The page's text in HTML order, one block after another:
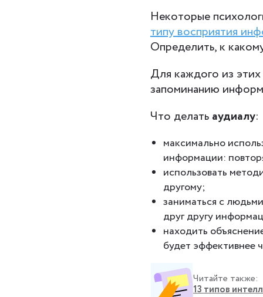
Некоторые
типу восприятия
Определить, к
Для каждого из
запоминанию
Что делать аудиалу:
максимально
информации:
использовать
другому;
заниматься с
друг другу
находить
будет эффективнее
Читайте также:
13 типов